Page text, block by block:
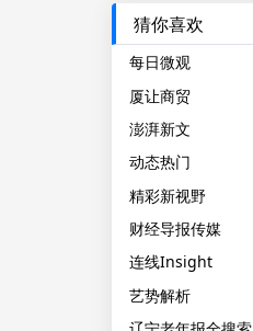
猜你喜欢
每日微观
厦让商贸
澎湃新文
动态热门
精彩新视野
财经导报传媒
连线Insight
艺势解析